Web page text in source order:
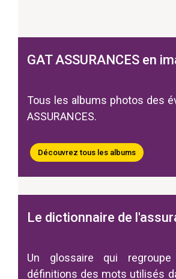
GAT ASSURANCES en
Tous les albums photos des
ASSURANCES.
Découvrez tous les albums
Le dictionnaire de
Un glossaire qui
définitions des mots utilisés